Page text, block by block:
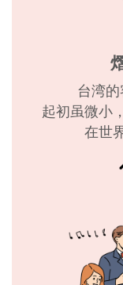
台湾
起初虽微小
在世